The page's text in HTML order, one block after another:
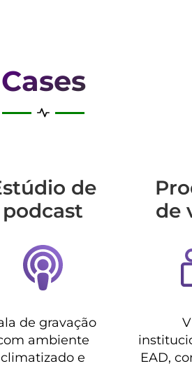
Cases
de
podcast
de gravação
ambiente
climatizado e
de
EAD,